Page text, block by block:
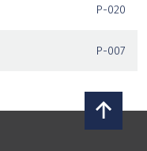
P-020
P-007